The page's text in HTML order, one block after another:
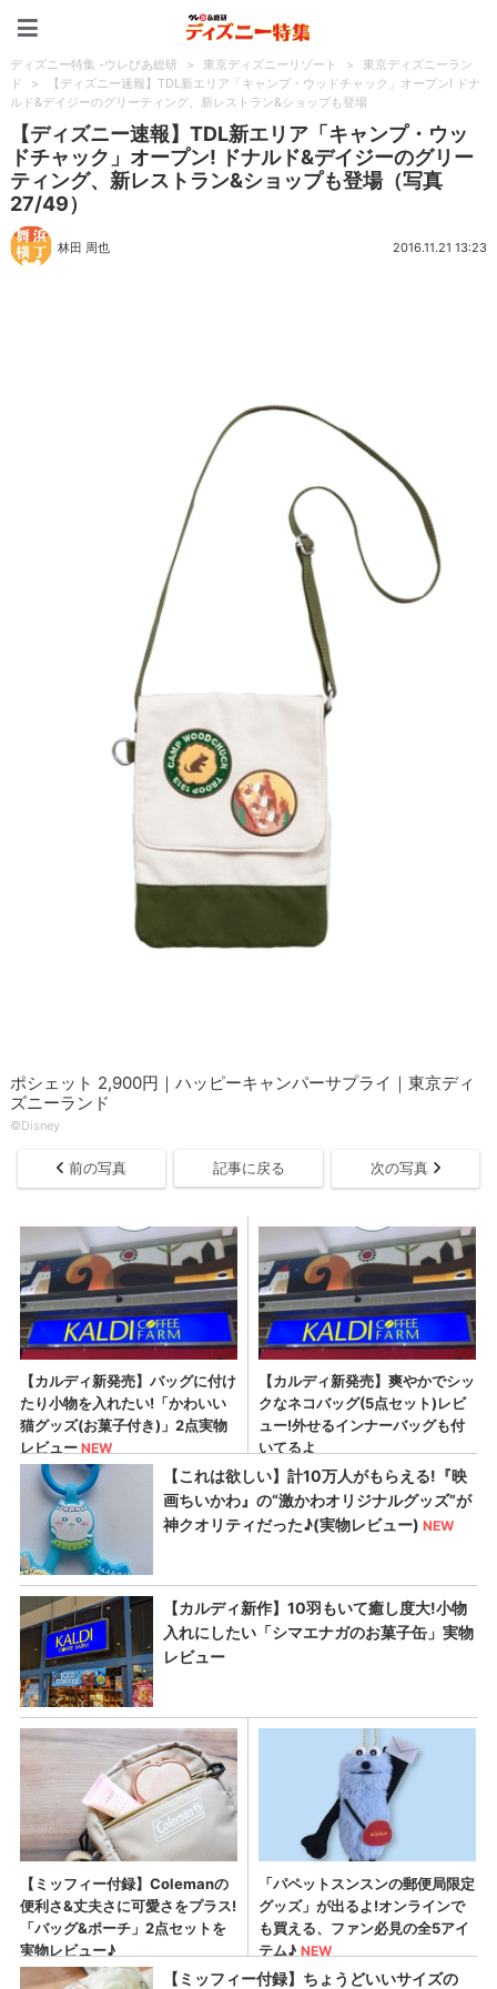
ディズニー特集 -ウレぴあ総研 > 東京ディズニーリゾート >
東京ディズニーラン
ド
>
【ディズニー速報】TDL新エリア「キャンプ・ウッドチャック」オープン! ドナ
ルド&デイジーのグリーティング、新レストラン&ショップも登場
【ディズニー速報】TDL新エリア「キャンプ・ウッ
ドチャック」オープン! ドナルド&デイジーのグリー
ティング、新レストラン&ショップも登場（写真
27/49）
林田 周也 2016.11.21 13:23
ポシェット 2,900円｜ハッピーキャンパーサプライ｜東京ディ
ズニーランド
©Disney
前の写真 記事に戻る 次の写真